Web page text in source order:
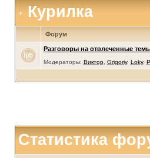
Курилка
Форум
Разговоры на отвлеченные
Модераторы: Виктор, Grigoriy, Loky,
Статистика